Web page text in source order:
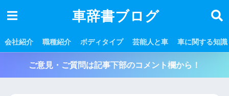
車辞書ブログ
会社紹介 職種紹介 ボディタイプ 芸能人と車 車に関する知識
ご意見・ご質問は記事下部のコメント欄から！